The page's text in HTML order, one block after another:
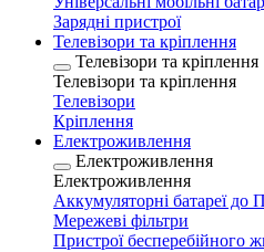
Зарядні пристрої
Телевізори та кріплення
Телевізори та кріплення
Телевізори та кріплення
Телевізори
Кріплення
Електроживлення
Електроживлення
Електроживлення
Аккумуляторні батареї до
Мережеві фільтри
Пристрої бесперебійного